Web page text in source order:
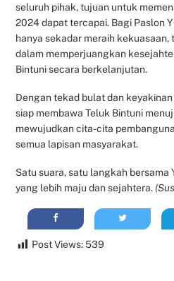
seluruh pihak, tujuan untuk
2024 dapat tercapai. Bagi Paslon
hanya sekadar meraih
dalam memperjuangkan
Bintuni secara berkelanjutan.
Dengan tekad bulat dan
siap membawa Teluk Bintuni
mewujudkan cita-cita
semua lapisan masyarakat.
Satu suara, satu langkah bersama
yang lebih maju dan sejahtera.
Post Views: 539